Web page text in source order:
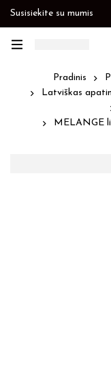
Susisiekite su mumis
Pradinis
Latviškas
MELANGE